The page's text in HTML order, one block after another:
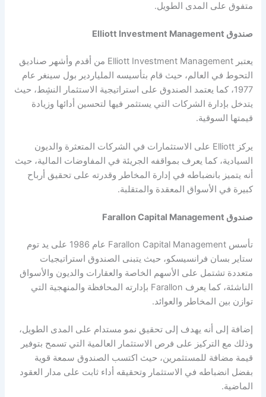
متفوق على المدى الطويل.
صندوق Elliott Investment Management
يعتبر Elliott Investment Management من أقدم وأشهر صناديق
التحوط في العالم، حيث قام بتأسيسه الملياردير بول سينغر عام
1977، كما يعتمد الصندوق على استراتيجية الاستثمار النشِط، حيث
يتدخل بإدارة الشركات التي يستثمر فيها لتحسين أدائها وزيادة
قيمتها السوقية.
يركز Elliott على الاستثمارات في الشركات المتعثرة والديون
السيادية، كما يعرف بمواقفه الجريئة في المفاوضات المالية، حيث
أنه يتميز بانضباطه في إدارة المخاطر وقدرته على تحقيق أرباح
كبيرة في الأسواق المعقدة والمتقلبة.
صندوق Farallon Capital Management
تأسس Farallon Capital Management عام 1986 على يد توم
ستاير بسان فرانسيسكو، حيث يتبنى الصندوق استراتيجيات
متعددة تشتمل على الأسهم الخاصة والعقارات والديون والأسواق
الناشئة، كما يعرف Farallon بإدارته المحافظة والمنهجية التي
توازن بين المخاطر والعوائد.
إضافة إلى أنه يهدف إلى تحقيق نمو مستدام على المدى الطويل،
وذلك مع التركيز على فرص الاستثمار العالمية التي تسمح بتوفير
قيمة مضافة للمستثمرين، حيث اكتسب الصندوق سمعة قوية
بفضل انضباطه في الاستثمار وتحقيقه أداء ثابت على مدار العقود
الماضية.